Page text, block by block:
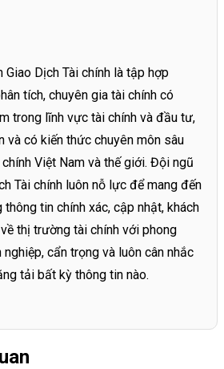
Dịch Tài chính là tập hợp
tích, chuyên gia tài chính có
trong lĩnh vực tài chính và đầu tư,
có kiến thức chuyên môn sâu
Việt Nam và thế giới. Đội ngũ
Tài chính luôn nỗ lực để mang đến
tin chính xác, cập nhật, khách
thị trường tài chính với phong
cẩn trọng và luôn cân nhắc
tải bất kỳ thông tin nào.